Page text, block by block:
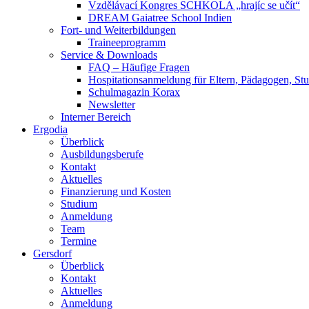
Vzdělávací Kongres SCHKOLA „hrajíc se učít“
DREAM Gaiatree School Indien
Fort- und Weiterbildungen
Traineeprogramm
Service & Downloads
FAQ – Häufige Fragen
Hospitationsanmeldung für Eltern, Pädagogen,
Schulmagazin Korax
Newsletter
Interner Bereich
Ergodia
Überblick
Ausbildungsberufe
Kontakt
Aktuelles
Finanzierung und Kosten
Studium
Anmeldung
Team
Termine
Gersdorf
Überblick
Kontakt
Aktuelles
Anmeldung